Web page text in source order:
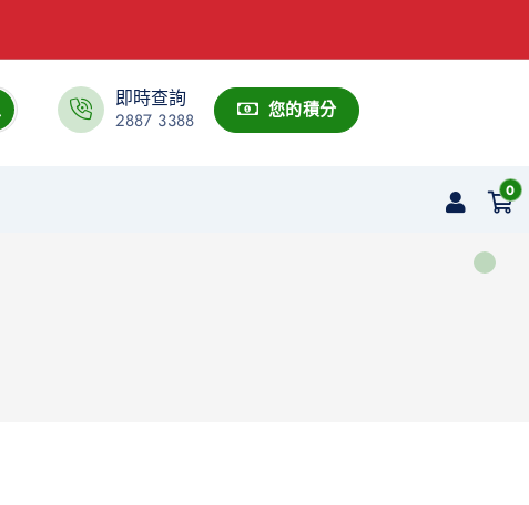
即時查詢
2887 3388 您的積分
0